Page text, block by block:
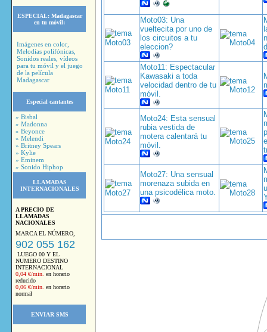
ESPECIAL: Madagascar
en tu móvil:
Imágenes en color,
Melodías polifónicas,
Sonidos reales, vídeos
para tu móvil y el juego
de la película
Madagascar
Especial cantantes
» Bisbal
» Madonna
» Beyonce
» Melendi
» Britney Spears
» Kylie
» Eminem
» Sonido Hiphop
LLAMADAS
INTERNACIONALES
A PRECIO DE
LLAMADAS
NACIONALES
MARCA EL NÚMERO,
902 055 162
LUEGO 00 Y EL
NUMERO DESTINO
INTERNACIONAL
0,04 €/min. en horario
reducido
0,06 €/min. en horario
normal
ENVIAR SMS
Moto03: Una
vueltecita por uno de
los circuitos a tu
eleccion?
Moto11: Espectacular
Kawasaki a toda
velocidad dentro de tu
móvil.
Moto24: Esta sensual
rubia vestida de
motera calentará tu
móvil.
Moto27: Una sensual
morenaza subida en
una psicodélica moto.